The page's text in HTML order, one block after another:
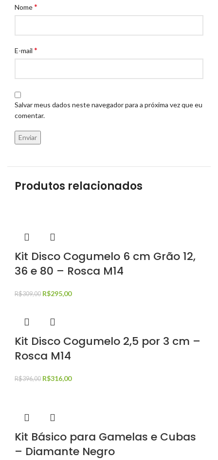
Nome*
E-mail *
Salvar meus dados neste navegador para a próxima vez que eu
comentar.
Produtos relacionados
Kit Disco Cogumelo 6 cm Grão 12,
36 e 80 – Rosca M14
R$309,00 R$295,00
Kit Disco Cogumelo 2,5 por 3 cm –
Rosca M14
R$396,00 R$316,00
Kit Básico para Gamelas e Cubas
– Diamante Negro